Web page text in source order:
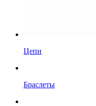
Цепи
Браслеты